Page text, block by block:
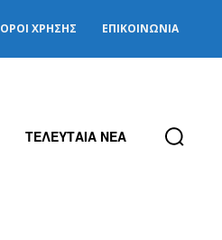
ΌΡΟΙ ΧΡΉΣΗΣ ΕΠΙΚΟΙΝΩΝΊΑ
ΤΕΛΕΥΤΑΙΑ ΝΕΑ